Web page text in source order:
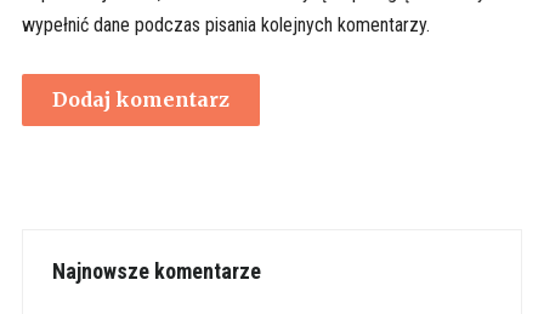
wypełnić dane podczas pisania kolejnych komentarzy.
Najnowsze komentarze